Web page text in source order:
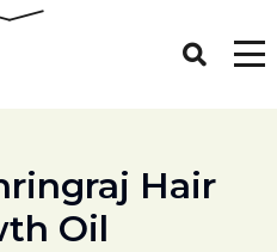
Hair
Oil